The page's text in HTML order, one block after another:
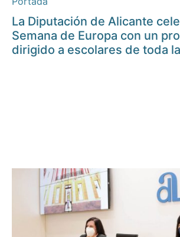
La Diputación de Alicante
Semana de Europa con un
dirigido a escolares de toda